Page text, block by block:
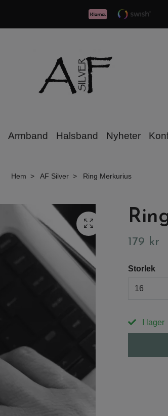
Armband Halsband Nyheter
Hem AF Silver Ring Merkurius
179 kr
Storlek
16
I lager